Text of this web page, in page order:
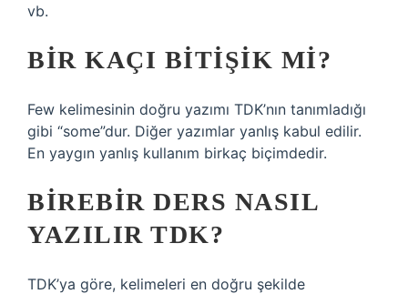
vb.
BIR KAÇI BITIŞIK MI?
Few kelimesinin doğru yazımı TDK’nın tanımladığı
gibi “some”dur. Diğer yazımlar yanlış kabul edilir.
En yaygın yanlış kullanım birkaç biçimdedir.
BIREBIR DERS NASIL
YAZILIR TDK?
TDK’ya göre, kelimeleri en doğru şekilde